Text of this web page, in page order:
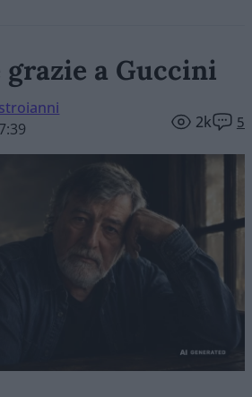
a Guccini
2k 5